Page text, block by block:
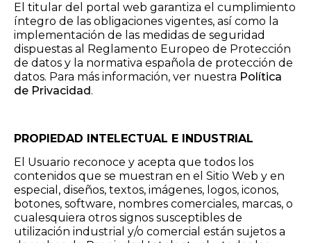
El titular del portal web garantiza el cumplimiento
íntegro de las obligaciones vigentes, así como la
implementación de las medidas de seguridad
dispuestas al Reglamento Europeo de Protección
de datos y la normativa española de protección de
datos. Para más información, ver nuestra Política
de Privacidad .
PROPIEDAD INTELECTUAL E INDUSTRIAL
El Usuario reconoce y acepta que todos los
contenidos que se muestran en el Sitio Web y en
especial, diseños, textos, imágenes, logos, iconos,
botones, software, nombres comerciales, marcas, o
cualesquiera otros signos susceptibles de
utilización industrial y/o comercial están sujetos a